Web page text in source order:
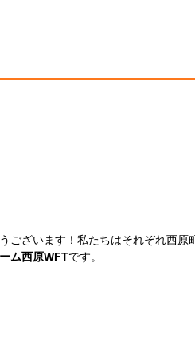
ございます！私たちはそれぞれ西
ム西原WFTです。